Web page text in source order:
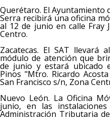
Querétaro. El Ayuntamiento
Serra recibirá una oficina
al 12 de junio en calle Fray
Centro.
Zacatecas. El SAT llevará
módulo de atención que
de junio y estará ubicado
Pinos "Mtro. Ricardo
San Francisco s/n, Zona
Nuevo León. La Oficina
junio, en las
Administración Tributaria